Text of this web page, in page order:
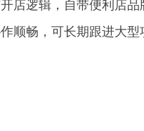
店逻辑，自带便利店品
顺畅，可长期跟进大